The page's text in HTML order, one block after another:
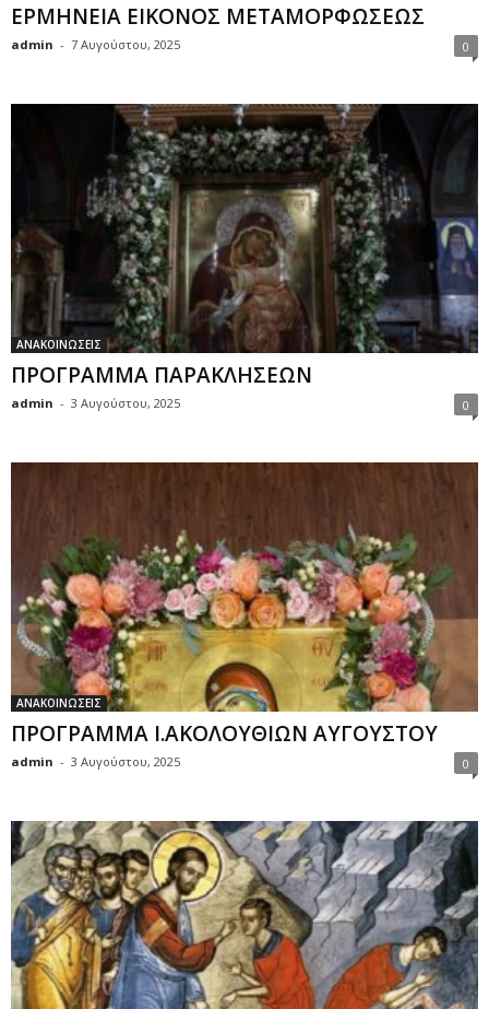
ΕΡΜΗΝΕΙΑ ΕΙΚΟΝΟΣ ΜΕΤΑΜΟΡΦΩΣΕΩΣ
admin - 7 Αυγούστου, 2025 0
ΑΝΑΚΟΙΝΩΣΕΙΣ
ΠΡΟΓΡΑΜΜΑ ΠΑΡΑΚΛΗΣΕΩΝ
admin - 3 Αυγούστου, 2025 0
ΑΝΑΚΟΙΝΩΣΕΙΣ
ΠΡΟΓΡΑΜΜΑ Ι.ΑΚΟΛΟΥΘΙΩΝ ΑΥΓΟΥΣΤΟΥ
admin - 3 Αυγούστου, 2025 0